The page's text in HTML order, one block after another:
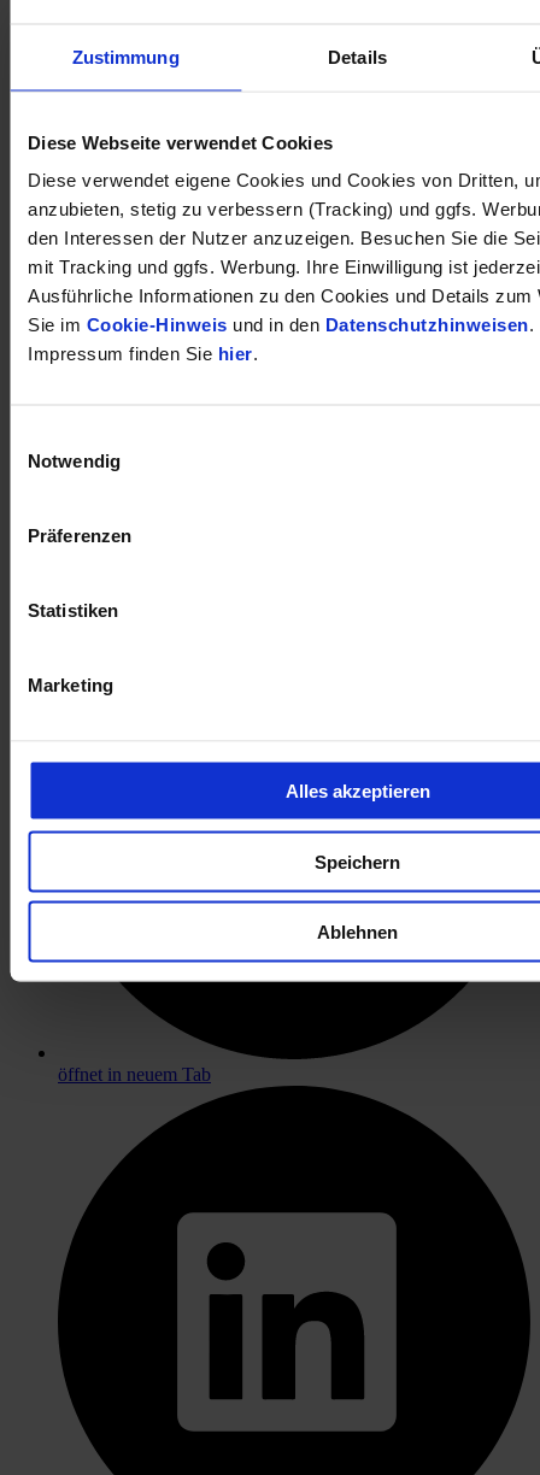
Zustimmung Details
Diese Webseite verwendet Cookies
Diese verwendet eigene Cookies und Cookies von Dritten,
anzubieten, stetig zu verbessern (Tracking) und ggfs.
den Interessen der Nutzer anzuzeigen. Besuchen Sie die
mit Tracking und ggfs. Werbung. Ihre Einwilligung ist
Ausführliche Informationen zu den Cookies und Details zum
Sie im Cookie-Hinweis und in den Datenschutzhinweisen.
Impressum finden Sie hier.
Notwendig
Präferenzen
Statistiken
Marketing
Alles akzeptieren
Speichern
Ablehnen
öffnet in neuem Tab